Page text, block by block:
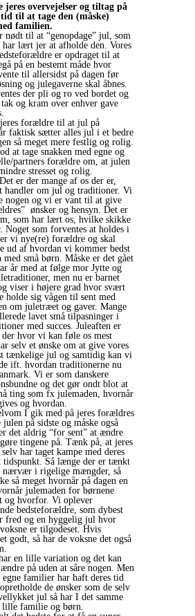
jeres overvejelser og tiltag på
til at tage den (måske)
familien.
nødt til at “genopdage” jul, som
lært jer at afholde den. Vores
er opdraget til at
på en bestemt måde hvor
til allersidst på dagen før
og julegaverne skal åbnes.
der pli og ro ved bordet og
og kram over enhver gave
jeres forældre til at jul på
faktisk sætter alles jul i et bedre
så meget mere festlig og rolig.
at tage snakken med egne og
partners forældre om, at julen
stresset og rolig.
er der mange af os der er,
handler om jul og traditioner. Vi
nogen og vi er vant til at give
ønsker og hensyn. Det er
som har lært os, hvilke skikke
Noget som forventes at holdes i
vi nye(re) forældre og skal
ud af hvordan vi kommer bedst
med små børn. Måske er det gået
år med at følge mor Jytte og
men nu er barnet
viser i højere grad hvor svært
holde sig vågen til sent med
om juletræet og gaver. Mange
lavet små tilpasninger i
med succes. Juleaften er
der hvor vi kan føle os mest
selv et ønske om at give vores
tænkelige jul og samtidig kan vi
ift. hvordan traditionerne nu
Vi er som danskere
og det gør ondt blot at
ting som fx julemaden, hvornår
og hvordan.
I gik med på jeres forældres
julen på sidste og måske også
det aldrig “for sent” at ændre
tingene på. Tænk på, at jeres
har taget kampe med deres
Så længe der er tænkt
nærvær i rigelige mængder, så
så meget hvornår på dagen en
julemaden for børnene
og hvorfor. Vi oplever
bedsteforældre, som dybest
fred og en hyggelig jul hvor
er tilgodeset. Hvis
godt, så har de voksne det også
en lille variation og det kan
på uden at såre nogen. Men
egne familier har haft deres tid
de ønsker som de selv
jul så har I det samme
lille familie og børn.